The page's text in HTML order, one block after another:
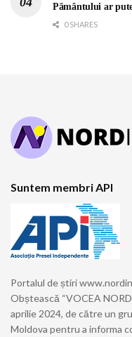
Pământului ar
0 SHARES
Suntem membri API
Portalul de știri
Obștească “VOCEA
aprilie 2024, de către un
Moldova pentru a informa